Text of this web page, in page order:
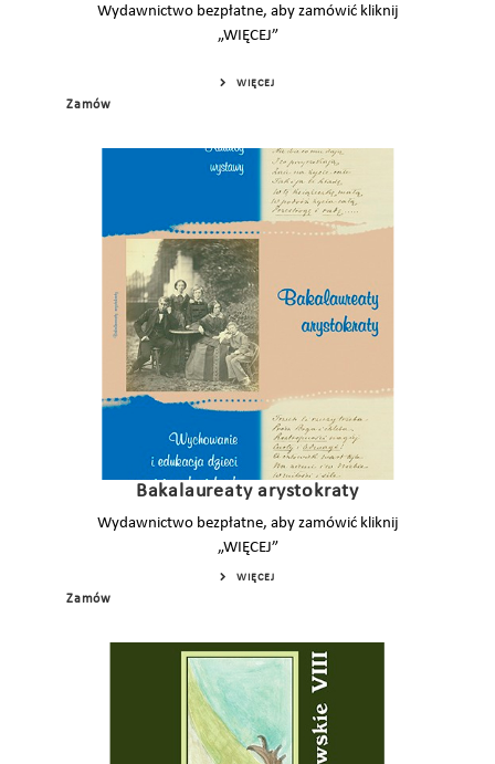
Wydawnictwo bezpłatne, aby zamówić kliknij
„WIĘCEJ”
WIĘCEJ
Zamów
Bakalaureaty arystokraty
Wydawnictwo bezpłatne, aby zamówić kliknij
„WIĘCEJ”
WIĘCEJ
Zamów